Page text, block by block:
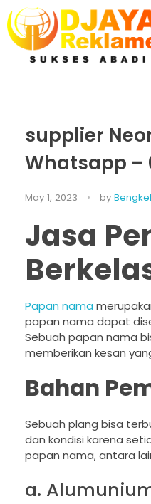
supplier
Whatsapp –
May 1, 2023 by
Jasa
Papan nama
papan nama dapat
Sebuah papan nama
memberikan kesan
Bahan
Sebuah plang bisa
dan kondisi karena
papan nama, antara
a.